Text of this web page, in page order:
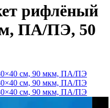
рифлёный
ПА/ПЭ, 50